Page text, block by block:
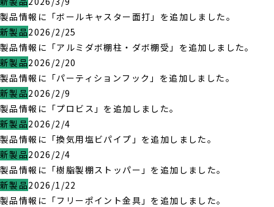
製品情報に「ボールキャスター面打」を追加しました。
新製品2026/2/25
製品情報に「アルミダボ棚柱・ダボ棚受」を追加しました。
新製品2026/2/20
製品情報に「パーティションフック」を追加しました。
新製品2026/2/9
製品情報に「プロビス」を追加しました。
新製品2026/2/4
製品情報に「換気用塩ビパイプ」を追加しました。
新製品2026/2/4
製品情報に「樹脂製棚ストッパー」を追加しました。
新製品2026/1/22
製品情報に「フリーポイント金具」を追加しました。